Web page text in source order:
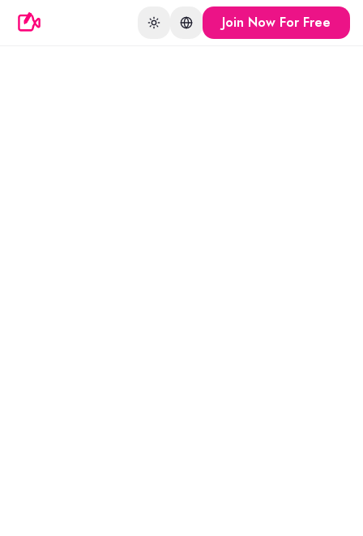
Toggle theme
Change language
Join Now For Free